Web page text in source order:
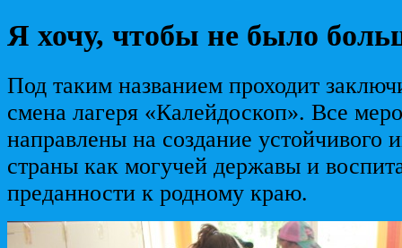
Я хочу, чтобы не было
Под таким названием проходит
смена лагеря «Калейдоскоп». Все
направлены на создание устойчивого
страны как могучей державы и
преданности к родному краю.